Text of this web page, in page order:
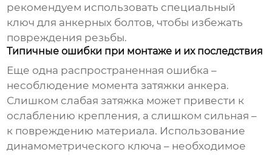
рекомендуем использовать специальный
ключ для анкерных болтов, чтобы избежать
повреждения резьбы.
Типичные ошибки при монтаже и их последствия
Еще одна распространенная ошибка –
несоблюдение момента затяжки анкера.
Слишком слабая затяжка может привести к
ослаблению крепления, а слишком сильная –
к повреждению материала. Использование
динамометрического ключа – необходимое